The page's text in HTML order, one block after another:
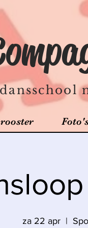
za 22 apr
  |